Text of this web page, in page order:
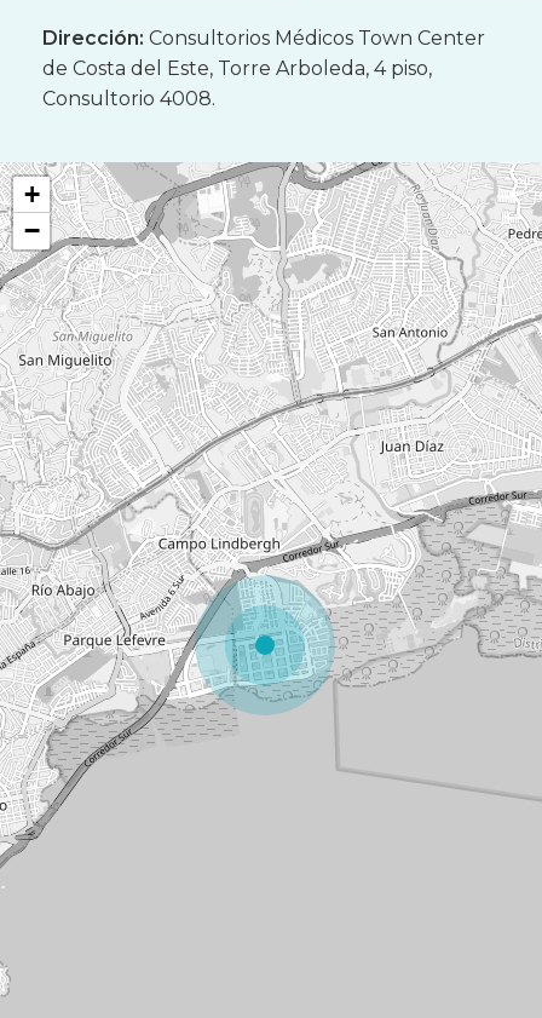
Dirección: Consultorios Médicos Town Center
de Costa del Este, Torre Arboleda, 4 piso,
Consultorio 4008.
+
−